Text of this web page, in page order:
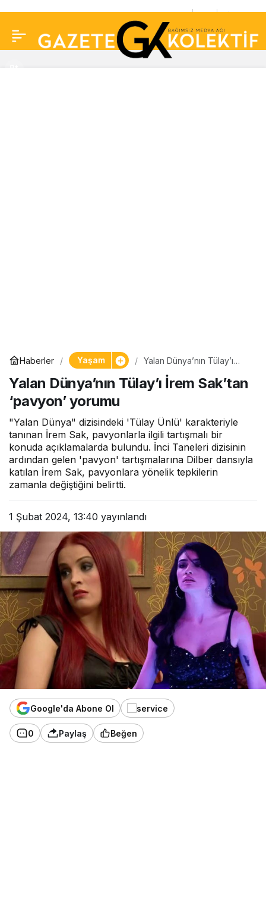
Haberler Yaşam
Yalan Dünya’nın Tülay’ı
yorumu
Yalan Dünya’nın Tülay’ı İrem Sak’tan
‘pavyon’ yorumu
"Yalan Dünya" dizisindeki 'Tülay Ünlü' karakteriyle
tanınan İrem Sak, pavyonlarla ilgili tartışmalı bir
konuda açıklamalarda bulundu. İnci Taneleri dizisinin
ardından gelen 'pavyon' tartışmalarına Dilber dansıyla
katılan İrem Sak, pavyonlara yönelik tepkilerin
zamanla değiştiğini belirtti.
1 Şubat 2024, 13:40 yayınlandı
Google'da Abone Ol
0 Paylaş Beğen
başrol olduğu Netflix